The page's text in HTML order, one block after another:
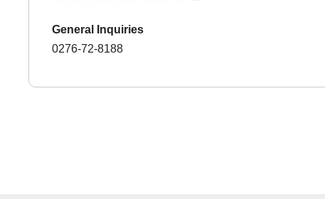
General Inquiries
0276-72-8188